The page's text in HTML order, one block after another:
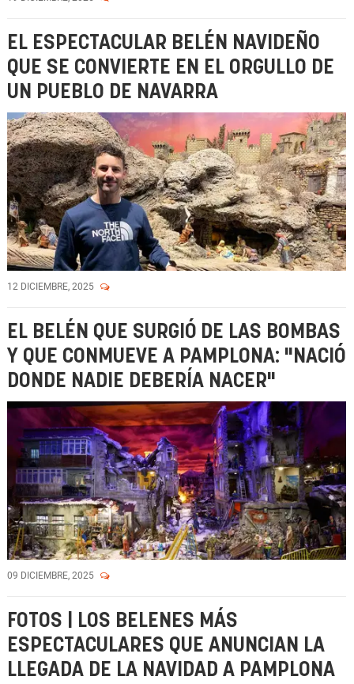
EL ESPECTACULAR BELÉN NAVIDEÑO
QUE SE CONVIERTE EN EL ORGULLO DE
UN PUEBLO DE NAVARRA
12 DICIEMBRE, 2025
EL BELÉN QUE SURGIÓ DE LAS BOMBAS
Y QUE CONMUEVE A PAMPLONA: "NACIÓ
DONDE NADIE DEBERÍA NACER"
09 DICIEMBRE, 2025
FOTOS | LOS BELENES MÁS
ESPECTACULARES QUE ANUNCIAN LA
LLEGADA DE LA NAVIDAD A PAMPLONA